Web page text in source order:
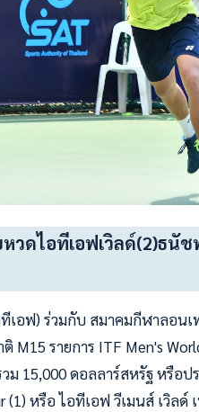
ดไอทีเอฟเวิลด์(2)ธนั
เอฟ) ร่วมกับ สมาคมกีฬาลอน
M15 รายการ ITF Men's
วม 15,000 ดอลลาร์สหรัฐ หรือ
(1) หรือ ไอทีเอฟ วีเมนส์ เวิลด์